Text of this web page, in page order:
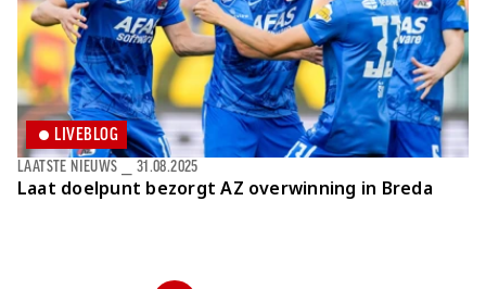
Laat doelpunt bezorgt AZ overwinning in Breda
LAATSTE NIEUWS 31.08.2025
LIVEBLOG